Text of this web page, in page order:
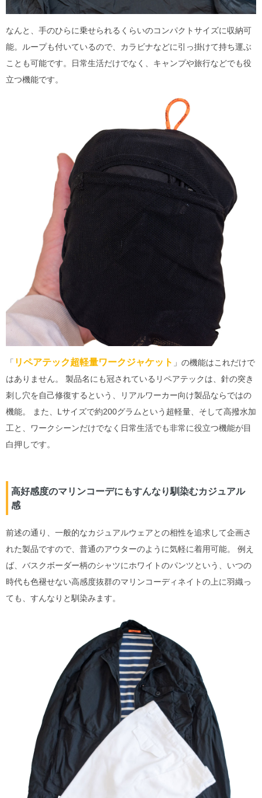
なんと、手のひらに乗せられるくらいのコンパクトサイズに収納可
能。ループも付いているので、カラビナなどに引っ掛けて持ち運ぶ
ことも可能です。日常生活だけでなく、キャンプや旅行などでも役
立つ機能です。
「 リペアテック超軽量ワークジャケット 」の機能はこれだけで
はありません。 製品名にも冠されているリペアテックは、針の突き
刺し穴を自己修復するという、リアルワーカー向け製品ならではの
機能。 また、Lサイズで約200グラムという超軽量、そして高撥水加
工と、ワークシーンだけでなく日常生活でも非常に役立つ機能が目
白押しです。
高好感度のマリンコーデにもすんなり馴染むカジュアル
感
前述の通り、一般的なカジュアルウェアとの相性を追求して企画さ
れた製品ですので、普通のアウターのように気軽に着用可能。 例え
ば、バスクボーダー柄のシャツにホワイトのパンツという、いつの
時代も色褪せない高感度抜群のマリンコーディネイトの上に羽織っ
ても、すんなりと馴染みます。